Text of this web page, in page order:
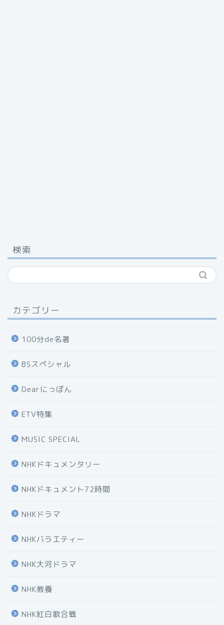
検索
カテゴリー
100分de名著
BSスペシャル
Dearにっぽん
ETV特集
MUSIC SPECIAL
NHKドキュメンタリー
NHKドキュメント72時間
NHKドラマ
NHKバラエティー
NHK大河ドラマ
NHK教養
NHK紅白歌合戦